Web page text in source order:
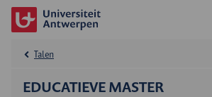
EDUCATIEVE MASTER
Talen